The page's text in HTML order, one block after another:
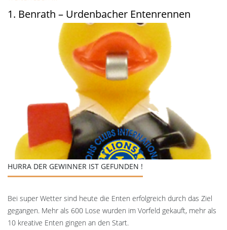
1. Benrath – Urdenbacher Entenrennen
HURRA DER GEWINNER IST GEFUNDEN !
Bei super Wetter sind heute die Enten erfolgreich durch das Ziel
gegangen. Mehr als 600 Lose wurden im Vorfeld gekauft, mehr als
10 kreative Enten gingen an den Start.